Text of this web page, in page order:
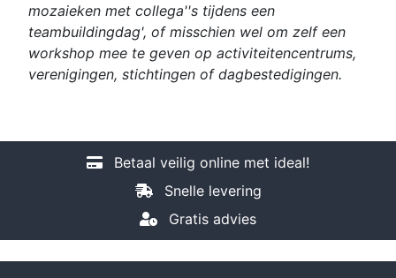
mozaieken met collega''s tijdens een
teambuildingdag', of misschien wel om zelf een
workshop mee te geven op activiteitencentrums,
verenigingen, stichtingen of dagbestedigingen.
Betaal veilig online met ideal!
Snelle levering
Gratis advies